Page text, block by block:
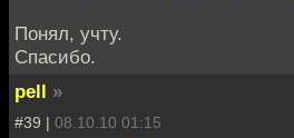
Понял, учту.
Спасибо.
pell »
#39 | 08.10.10 01:15